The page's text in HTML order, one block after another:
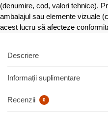
(denumire, cod, valori tehnice).
ambalajul sau elemente vizuale
acest lucru să afecteze
Descriere
Informații suplimentare
Recenzii 0